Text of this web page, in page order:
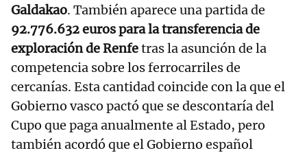
Galdakao. También aparece una partida de
92.776.632 euros para la transferencia de
exploración de Renfetras la asunción de la
competencia sobre los ferrocarriles de
cercanías. Esta cantidad coincide con la que el
Gobierno vasco pactó que se descontaría del
Cupo que paga anualmente al Estado, pero
también acordó que el Gobierno español